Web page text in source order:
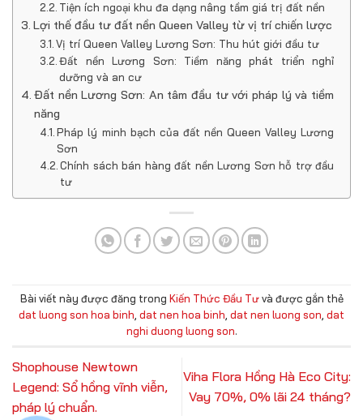
Tiện ích ngoại khu đa dạng nâng tầm giá trị đất nền
Lợi thế đầu tư đất nền Queen Valley từ vị trí chiến lược
Vị trí Queen Valley Lương Sơn: Thu hút giới đầu tư
Đất nền Lương Sơn: Tiềm năng phát triển nghỉ
dưỡng và an cư
Đất nền Lương Sơn: An tâm đầu tư với pháp lý và tiềm
năng
Pháp lý minh bạch của đất nền Queen Valley Lương
Sơn
Chính sách bán hàng đất nền Lương Sơn hỗ trợ đầu
tư
Bài viết này được đăng trong Kiến Thức Đầu Tưvà được gắn thẻ
dat luong son hoa binh dat nen hoa binh dat nen luong son dat
nghi duong luong son.
Shophouse Newtown
Legend: Sổ hồng vĩnh viễn,
pháp lý chuẩn.
Viha Flora Hồng Hà Eco City:
Vay 70%, 0% lãi 24 tháng?